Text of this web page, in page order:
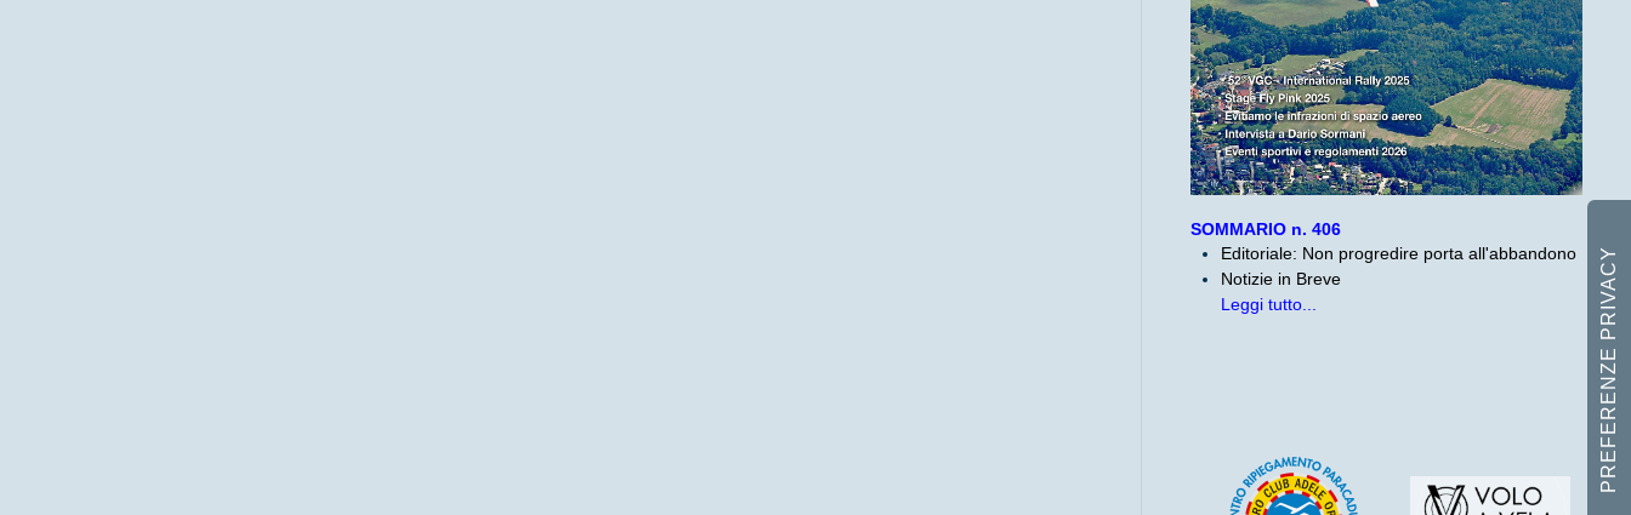
SOMMARIO n. 406
Editoriale: Non progredire porta all'abbandono
Notizie in Breve
Leggi tutto...